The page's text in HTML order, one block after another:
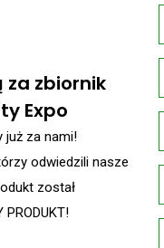
za zbiornik
Expo
już za nami!
odwiedzili nasze
został